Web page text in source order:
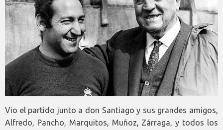
Vio el partido junto a don Santiago y sus grandes amigos,
Alfredo, Pancho, Marquitos, Muñoz, Zárraga, y todos los